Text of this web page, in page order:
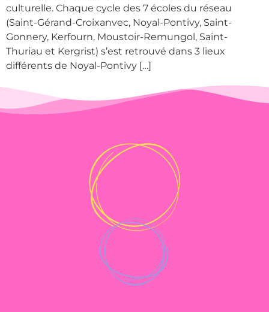
culturelle. Chaque cycle des 7 écoles du réseau
(Saint-Gérand-Croixanvec, Noyal-Pontivy, Saint-
Gonnery, Kerfourn, Moustoir-Remungol, Saint-
Thuriau et Kergrist) s’est retrouvé dans 3 lieux
différents de Noyal-Pontivy […]